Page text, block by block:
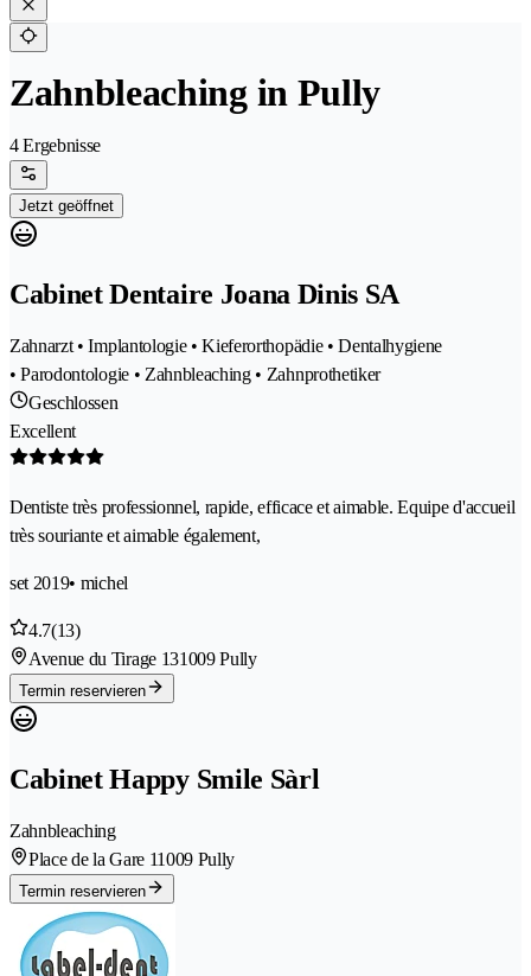
Zahnbleaching in Pully
4 Ergebnisse
Jetzt geöffnet
Cabinet Dentaire Joana Dinis SA
Zahnarzt • Implantologie • Kieferorthopädie • Dentalhygiene
• Parodontologie • Zahnbleaching • Zahnprothetiker
Geschlossen
Excellent
Dentiste très professionnel, rapide, efficace et aimable. Equipe d'accueil
très souriante et aimable également,
set 2019• michel
4.7(13)
Avenue du Tirage 131009 Pully
Termin reservieren
Cabinet Happy Smile Sàrl
Zahnbleaching
Place de la Gare 11009 Pully
Termin reservieren